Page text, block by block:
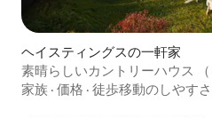
ヘイスティングスの一軒家
家族 · 価格 · 徒歩移動のしやすさ